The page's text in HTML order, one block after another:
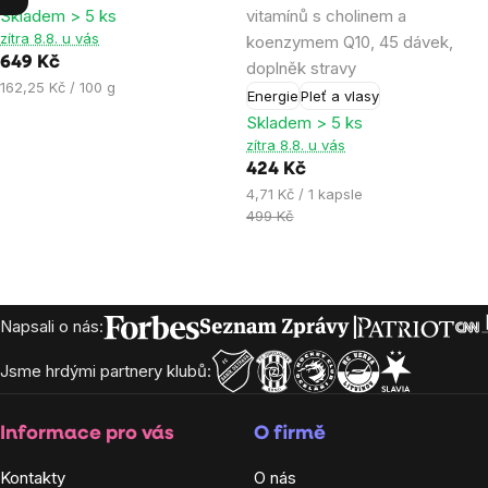
4,8
z
Skladem > 5 ks
zítra 8.8. u vás
649 Kč
Měrná
162,25 Kč / 100 g
vitamínů s cholinem a
koenzymem Q10, 45 dávek,
doplněk stravy
Energie Pleť a vlasy
5,0
z
5
hvězdiček.
Skladem > 5 ks
zítra 8.8. u vás
424 Kč
Měrná
cena:
4,71 Kč / 1 kapsle
499 Kč
Zápatí
Napsali o nás:
Jsme hrdými partnery klubů:
Informace pro vás
Kontakty
O firmě
O nás